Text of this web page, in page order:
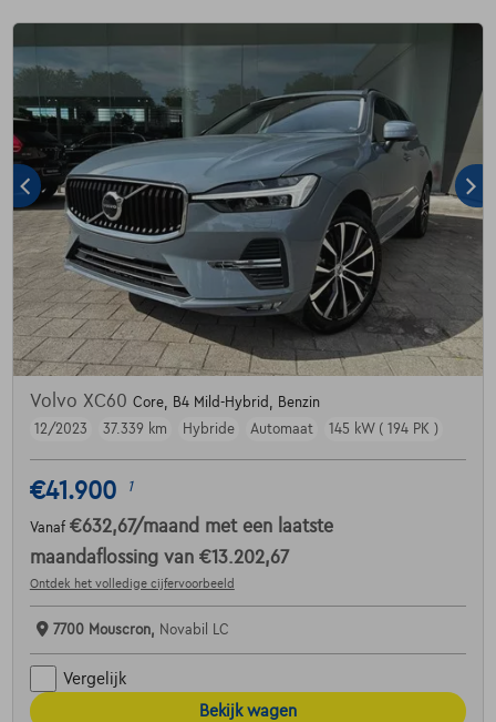
Volvo XC60 Core, B4 Mild-Hybrid, Benzin
12/2023
37.339 km Hybride Automaat 145 kW ( 194 PK )
€41.900 1
Vanaf €632,67/maand met een laatste
maandaflossing van €13.202,67
Ontdek het volledige cijfervoorbeeld
7700 Mouscron, Novabil LC
Vergelijk
Bekijk wagen